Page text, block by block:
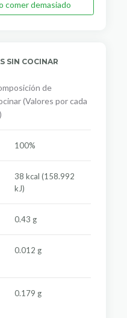
comer demasiado
SIN COCINAR
de
(Valores por cada
100%
38 kcal (158.992
kJ)
0.43 g
0.012 g
0.179 g